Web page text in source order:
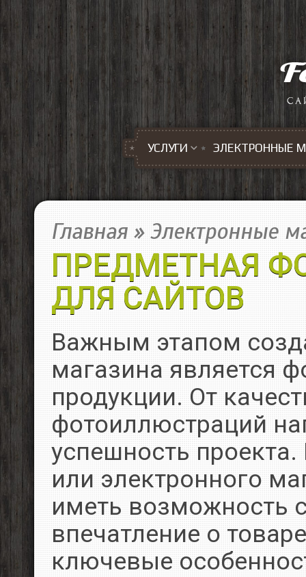
Перейти к основному содержанию
УСЛУГИ ЭЛЕКТРОННЫЕ
Главная » Электронные
ПРЕДМЕТНАЯ
ДЛЯ САЙТОВ
Важным этапом
магазина является
продукции. От
фотоиллюстраций
успешность проекта.
или электронного
иметь возможность
впечатление о
ключевые